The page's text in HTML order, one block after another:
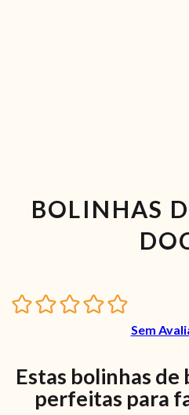
BOLINHAS
Sem
Estas bolinhas
perfeitas para